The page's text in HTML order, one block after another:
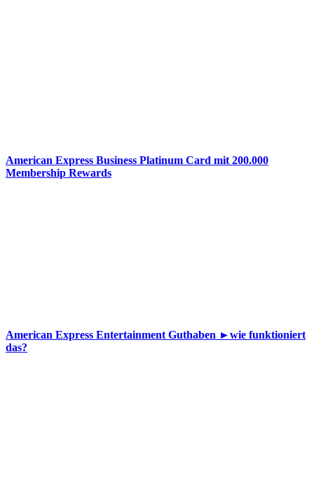
American Express Business Platinum Card mit 200.000
Membership Rewards
American Express Entertainment Guthaben ►wie funktioniert
das?